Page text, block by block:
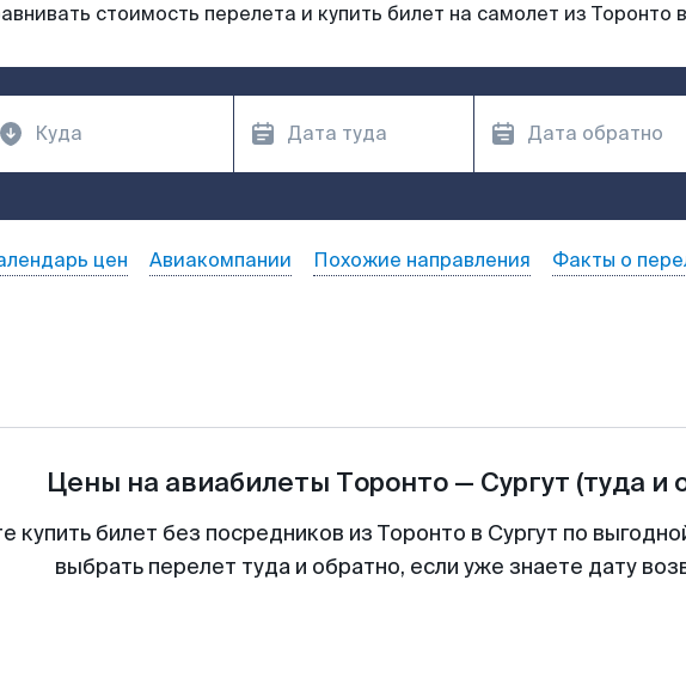
стоимость перелета и купить билет на самолет из Торонто
цен Авиакомпании Похожие направления Факты о
Цены на авиабилеты Торонто — Сургут (туда и
купить билет без посредников из Торонто в Сургут по
выбрать перелет туда и обратно, если уже знаете дату